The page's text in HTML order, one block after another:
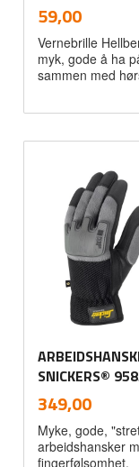
Pris
59,00mva.
Vernebrille
myk, gode å ha
sammen med
SNICKERS®
Pris
349,00mva.
Myke, gode,
arbeidshansker
fingerfølsomhet.